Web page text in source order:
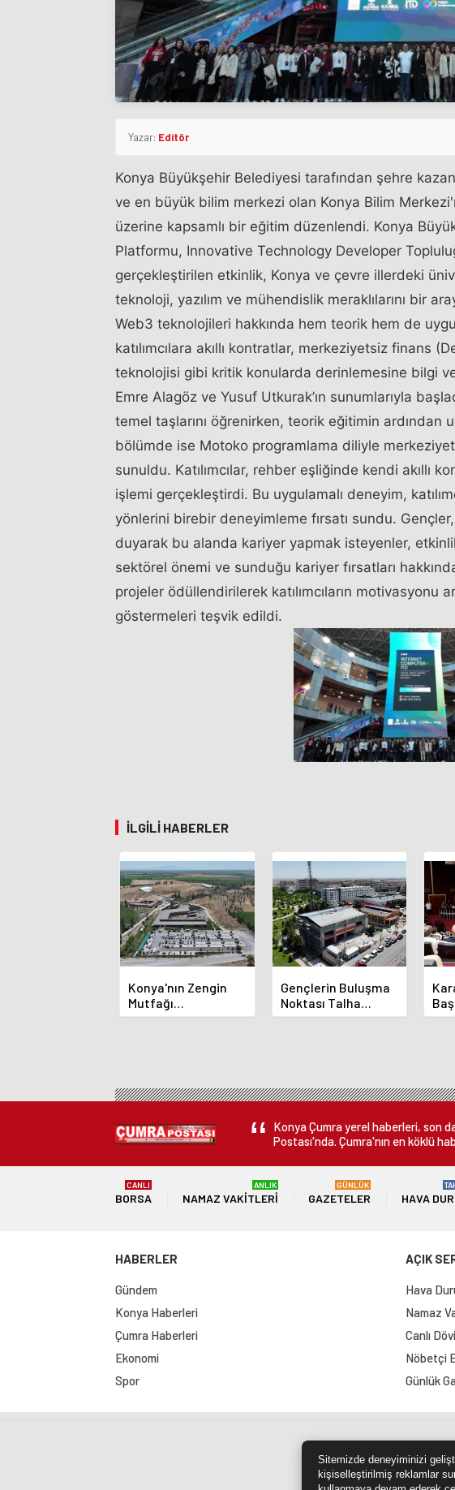
Yazar: Editör
Konya Büyükşehir Belediyesi tarafından şehre
ve en büyük bilim merkezi olan Konya Bilim
üzerine kapsamlı bir eğitim düzenlendi. Konya
Platformu, Innovative Technology Developer
gerçekleştirilen etkinlik, Konya ve çevre illerdeki
teknoloji, yazılım ve mühendislik meraklılarını bir
Web3 teknolojileri hakkında hem teorik hem de
katılımcılara akıllı kontratlar, merkeziyetsiz finans
teknolojisi gibi kritik konularda derinlemesine bilgi
Emre Alagöz ve Yusuf Utkurak’ın sunumlarıyla
temel taşlarını öğrenirken, teorik eğitimin ardından
bölümde ise Motoko programlama diliyle
sunuldu. Katılımcılar, rehber eşliğinde kendi akıllı
işlemi gerçekleştirdi. Bu uygulamalı deneyim,
yönlerini birebir deneyimleme fırsatı sundu.
duyarak bu alanda kariyer yapmak isteyenler,
sektörel önemi ve sunduğu kariyer fırsatları
projeler ödüllendirilerek katılımcıların motivasyonu
göstermeleri teşvik edildi.
İLGILI HABERLER
Konya'nın Zengin
Mutfağı
GastroFest'te
Gençlerin Buluşma
Noktası Talha
Bayrakçı Akademi
Konya Çumra yerel haberleri, son
Postası'nda. Çumra'nın en köklü
BORSA
CANLI
NAMAZ VAKITLERI
ANLIK
GAZETELER
GÜNLÜK
HAVA
HABERLER
Gündem
Konya Haberleri
Çumra Haberleri
Ekonomi
Spor
AÇIK
Hava
Namaz
Canlı
Nöbetçi
Günlük
Site Haritası RSS
Sitemizde deneyiminizi
kişiselleştirilmiş reklamlar